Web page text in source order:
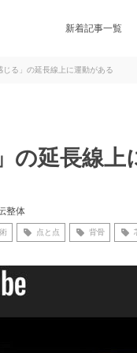
新着記事一覧
じる」の延長線上に運動がある
の延長線
整体
点と点 背骨